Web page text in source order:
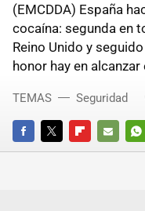
(EMCDDA) España
cocaína: segunda en
Reino Unido y
honor hay en
FACEBOOKTWITTERFLIPBOARD
E-
TEMAS Seguridad